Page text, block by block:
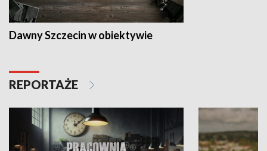
Dawny Szczecin w obiektywie
REPORTAŻE